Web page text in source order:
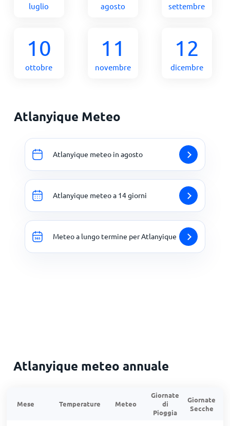
luglio agosto settembre
10
ottobre
11
novembre
12
dicembre
Atlanyique Meteo
Atlanyique meteo in agosto
Atlanyique meteo a 14 giorni
Meteo a lungo termine per Atlanyique
Atlanyique meteo annuale
Mese Temperature Meteo
Giornate
di
Pioggia
Giornate
Secche